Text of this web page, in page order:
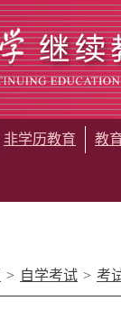
非学历教育 教
> 自学考试 > 考